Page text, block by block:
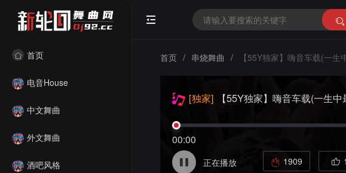
首页
电音House
中文舞曲
外文舞曲
酒吧风格
首页 / 串烧舞曲 / 【55Y独家】嗨音车载(一
1909
[独家] 【55Y独家】嗨音车载(一生
威少Remix
00:00
正在播放